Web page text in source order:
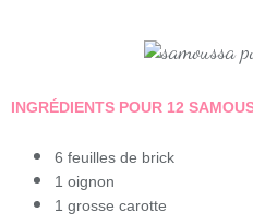
INGRÉDIENTS POUR 12
6 feuilles de brick
1 oignon
1 grosse carotte